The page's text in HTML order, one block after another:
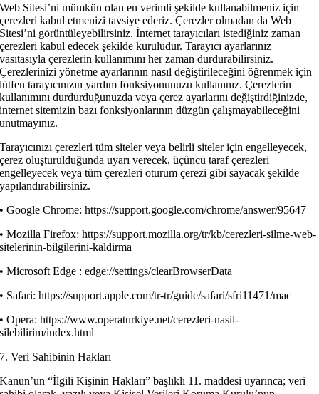
Web Sitesi’ni mümkün olan en verimli şekilde kullanabilmeniz için
çerezleri kabul etmenizi tavsiye ederiz. Çerezler olmadan da Web
Sitesi’ni görüntüleyebilirsiniz. İnternet tarayıcıları istediğiniz zaman
çerezleri kabul edecek şekilde kuruludur. Tarayıcı ayarlarınız
vasıtasıyla çerezlerin kullanımını her zaman durdurabilirsiniz.
Çerezlerinizi yönetme ayarlarının nasıl değiştirileceğini öğrenmek için
lütfen tarayıcınızın yardım fonksiyonunuzu kullanınız. Çerezlerin
kullanımını durdurduğunuzda veya çerez ayarlarını değiştirdiğinizde,
internet sitemizin bazı fonksiyonlarının düzgün çalışmayabileceğini
unutmayınız.
Tarayıcınızı çerezleri tüm siteler veya belirli siteler için engelleyecek,
çerez oluşturulduğunda uyarı verecek, üçüncü taraf çerezleri
engelleyecek veya tüm çerezleri oturum çerezi gibi sayacak şekilde
yapılandırabilirsiniz.
• Google Chrome: https://support.google.com/chrome/answer/95647
• Mozilla Firefox: https://support.mozilla.org/tr/kb/cerezleri-silme-web-
sitelerinin-bilgilerini-kaldirma
• Microsoft Edge : edge://settings/clearBrowserData
• Safari: https://support.apple.com/tr-tr/guide/safari/sfri11471/mac
• Opera: https://www.operaturkiye.net/cerezleri-nasil-
silebilirim/index.html
7. Veri Sahibinin Hakları
Kanun’un “İlgili Kişinin Hakları” başlıklı 11. maddesi uyarınca; veri